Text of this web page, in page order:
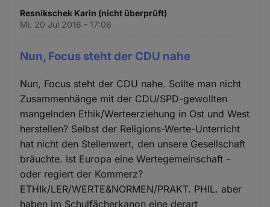
Resnikschek Karin (nicht überprüft)
Mi. 20 Jul 2016 - 17:06
Nun, Focus steht der CDU nahe
Nun, Focus steht der CDU nahe. Sollte man nicht
Zusammenhänge mit der CDU/SPD-gewollten
mangelnden Ethik/Werteerziehung in Ost und West
herstellen? Selbst der Religions-Werte-Unterricht
hat nicht den Stellenwert, den unsere Gesellschaft
bräuchte. Ist Europa eine Wertegemeinschaft -
oder regiert der Kommerz?
ETHIk/LER/WERTE&NORMEN/PRAKT. PHIL. aber
haben im Schulfächerkanon eine derart